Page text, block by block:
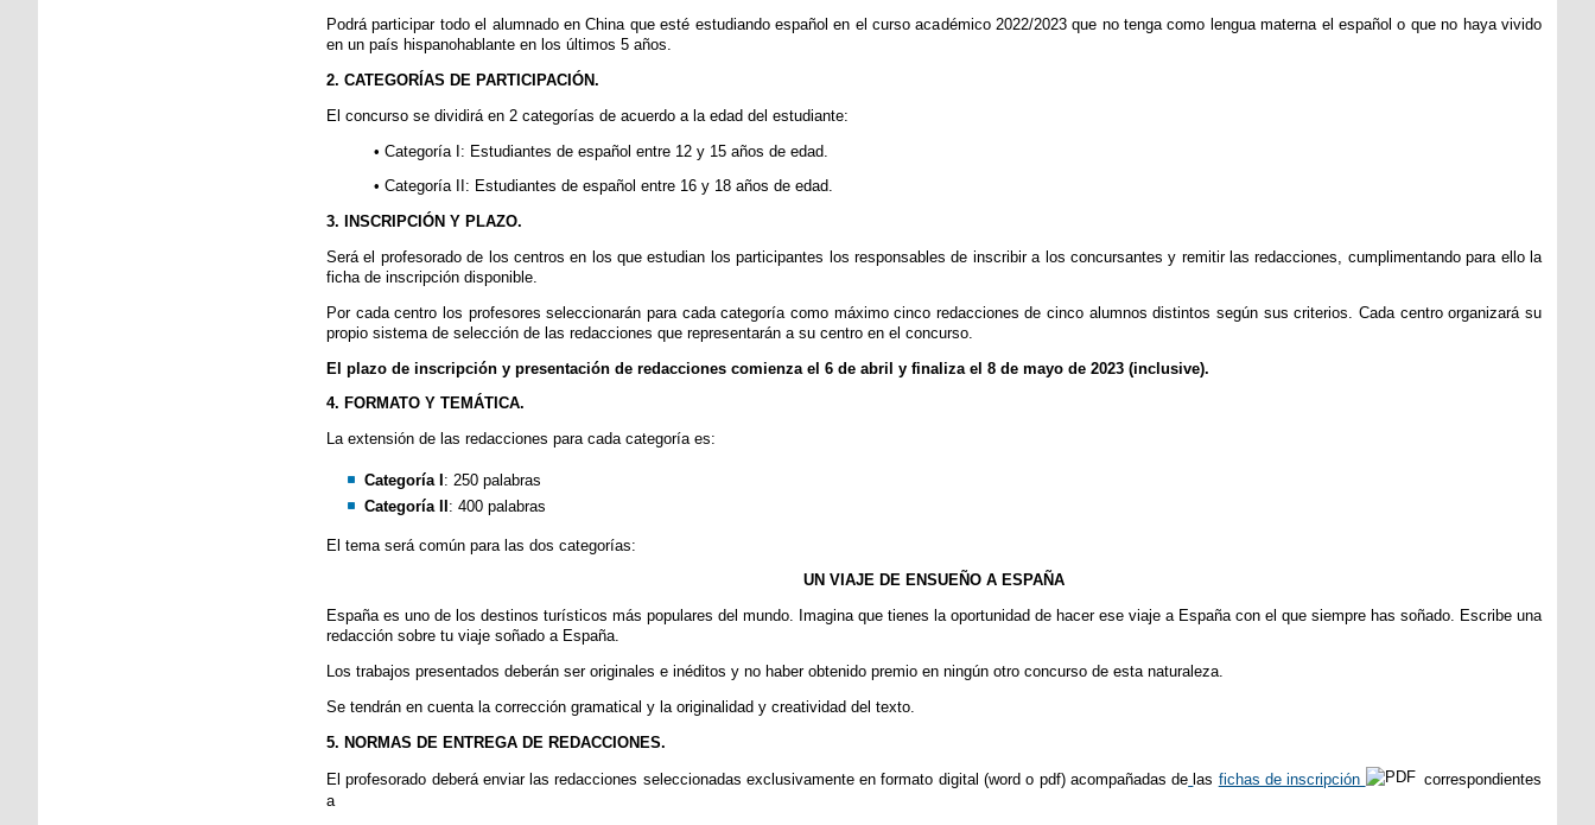
Podrá participar todo el alumnado en China que esté estudiando español en el curso académico 2022/2023 que no tenga como lengua materna el español o que no haya vivido
en un país hispanohablante en los últimos 5 años.
2. CATEGORÍAS DE PARTICIPACIÓN.
El concurso se dividirá en 2 categorías de acuerdo a la edad del estudiante:
• Categoría I: Estudiantes de español entre 12 y 15 años de edad.
• Categoría II: Estudiantes de español entre 16 y 18 años de edad.
3. INSCRIPCIÓN Y PLAZO.
Será el profesorado de los centros en los que estudian los participantes los responsables de inscribir a los concursantes y remitir las redacciones, cumplimentando para ello la
ficha de inscripción disponible.
Por cada centro los profesores seleccionarán para cada categoría como máximo cinco redacciones de cinco alumnos distintos según sus criterios. Cada centro organizará su
propio sistema de selección de las redacciones que representarán a su centro en el concurso.
El plazo de inscripción y presentación de redacciones comienza el 6 de abril y finaliza el 8 de mayo de 2023 (inclusive).
4. FORMATO Y TEMÁTICA.
La extensión de las redacciones para cada categoría es:
Categoría I : 250 palabras
Categoría II : 400 palabras
El tema será común para las dos categorías:
UN VIAJE DE ENSUEÑO A ESPAÑA
España es uno de los destinos turísticos más populares del mundo. Imagina que tienes la oportunidad de hacer ese viaje a España con el que siempre has soñado. Escribe una
redacción sobre tu viaje soñado a España.
Los trabajos presentados deberán ser originales e inéditos y no haber obtenido premio en ningún otro concurso de esta naturaleza.
Se tendrán en cuenta la corrección gramatical y la originalidad y creatividad del texto.
5. NORMAS DE ENTREGA DE REDACCIONES.
El profesorado deberá enviar las redacciones seleccionadas exclusivamente en formato digital (word o pdf) acompañadas de las fichas de inscripción
correspondientes
a